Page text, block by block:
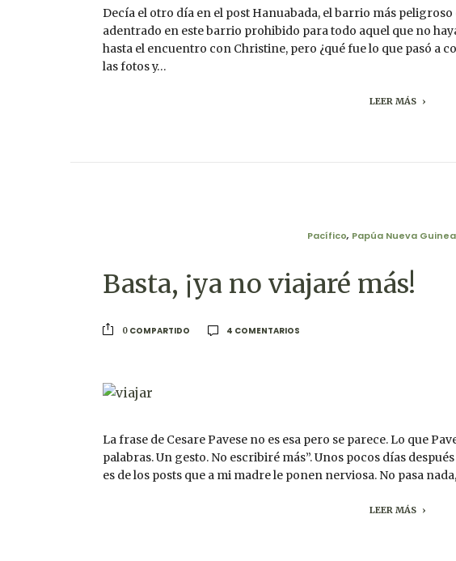
Decía el otro día en el post Hanuabada, el barrio más peligroso
adentrado en este barrio prohibido para todo aquel que no
hasta el encuentro con Christine, pero ¿qué fue lo que pasó a
las fotos y…
LEER MÁS
Pacífico, Papúa Nueva Guinea
Basta, ¡ya no viajaré más!
0 COMPARTIDO 4 COMENTARIOS
La frase de Cesare Pavese no es esa pero se parece. Lo que
palabras. Un gesto. No escribiré más”. Unos pocos días
es de los posts que a mi madre le ponen nerviosa. No pasa
LEER MÁS